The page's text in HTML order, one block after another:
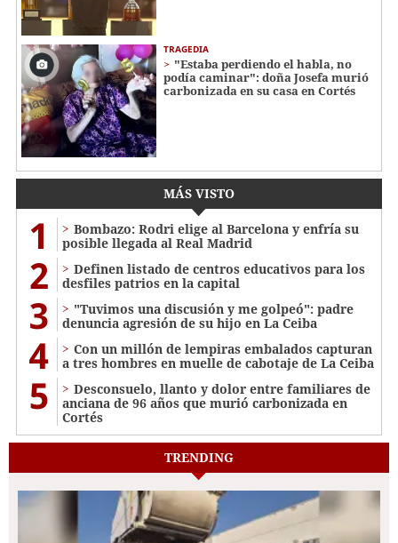
TRAGEDIA
"Estaba perdiendo el habla, no
podía caminar": doña Josefa murió
carbonizada en su casa en Cortés
MÁS VISTO
1
Bombazo: Rodri elige al Barcelona y enfría su
posible llegada al Real Madrid
2
Definen listado de centros educativos para los
desfiles patrios en la capital
3
"Tuvimos una discusión y me golpeó": padre
denuncia agresión de su hijo en La Ceiba
4
Con un millón de lempiras embalados capturan
a tres hombres en muelle de cabotaje de La Ceiba
5
​​​​Desconsuelo, llanto y dolor entre familiares de
anciana de 96 años que murió carbonizada en
Cortés
TRENDING